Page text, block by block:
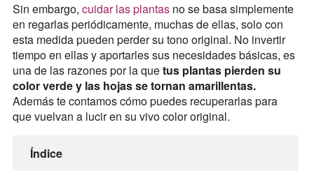
Sin embargo, cuidar las plantasno se basa simplemente
en regarlas periódicamente, muchas de ellas, solo con
esta medida pueden perder su tono original. No invertir
tiempo en ellas y aportarles sus necesidades básicas, es
una de las razones por la quetus plantas pierden su
color verde y las hojas se tornan amarillentas.
Además te contamos cómo puedes recuperarlas para
que vuelvan a lucir en su vivo color original.
Índice